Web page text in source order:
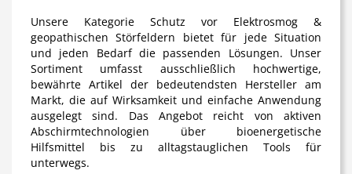
Unsere Kategorie Schutz vor Elektrosmog &
geopathischen Störfeldern bietet für jede Situation
und jeden Bedarf die passenden Lösungen. Unser
Sortiment umfasst ausschließlich hochwertige,
bewährte Artikel der bedeutendsten Hersteller am
Markt, die auf Wirksamkeit und einfache Anwendung
ausgelegt sind. Das Angebot reicht von aktiven
Abschirmtechnologien über bioenergetische
Hilfsmittel bis zu alltagstauglichen Tools für
unterwegs.